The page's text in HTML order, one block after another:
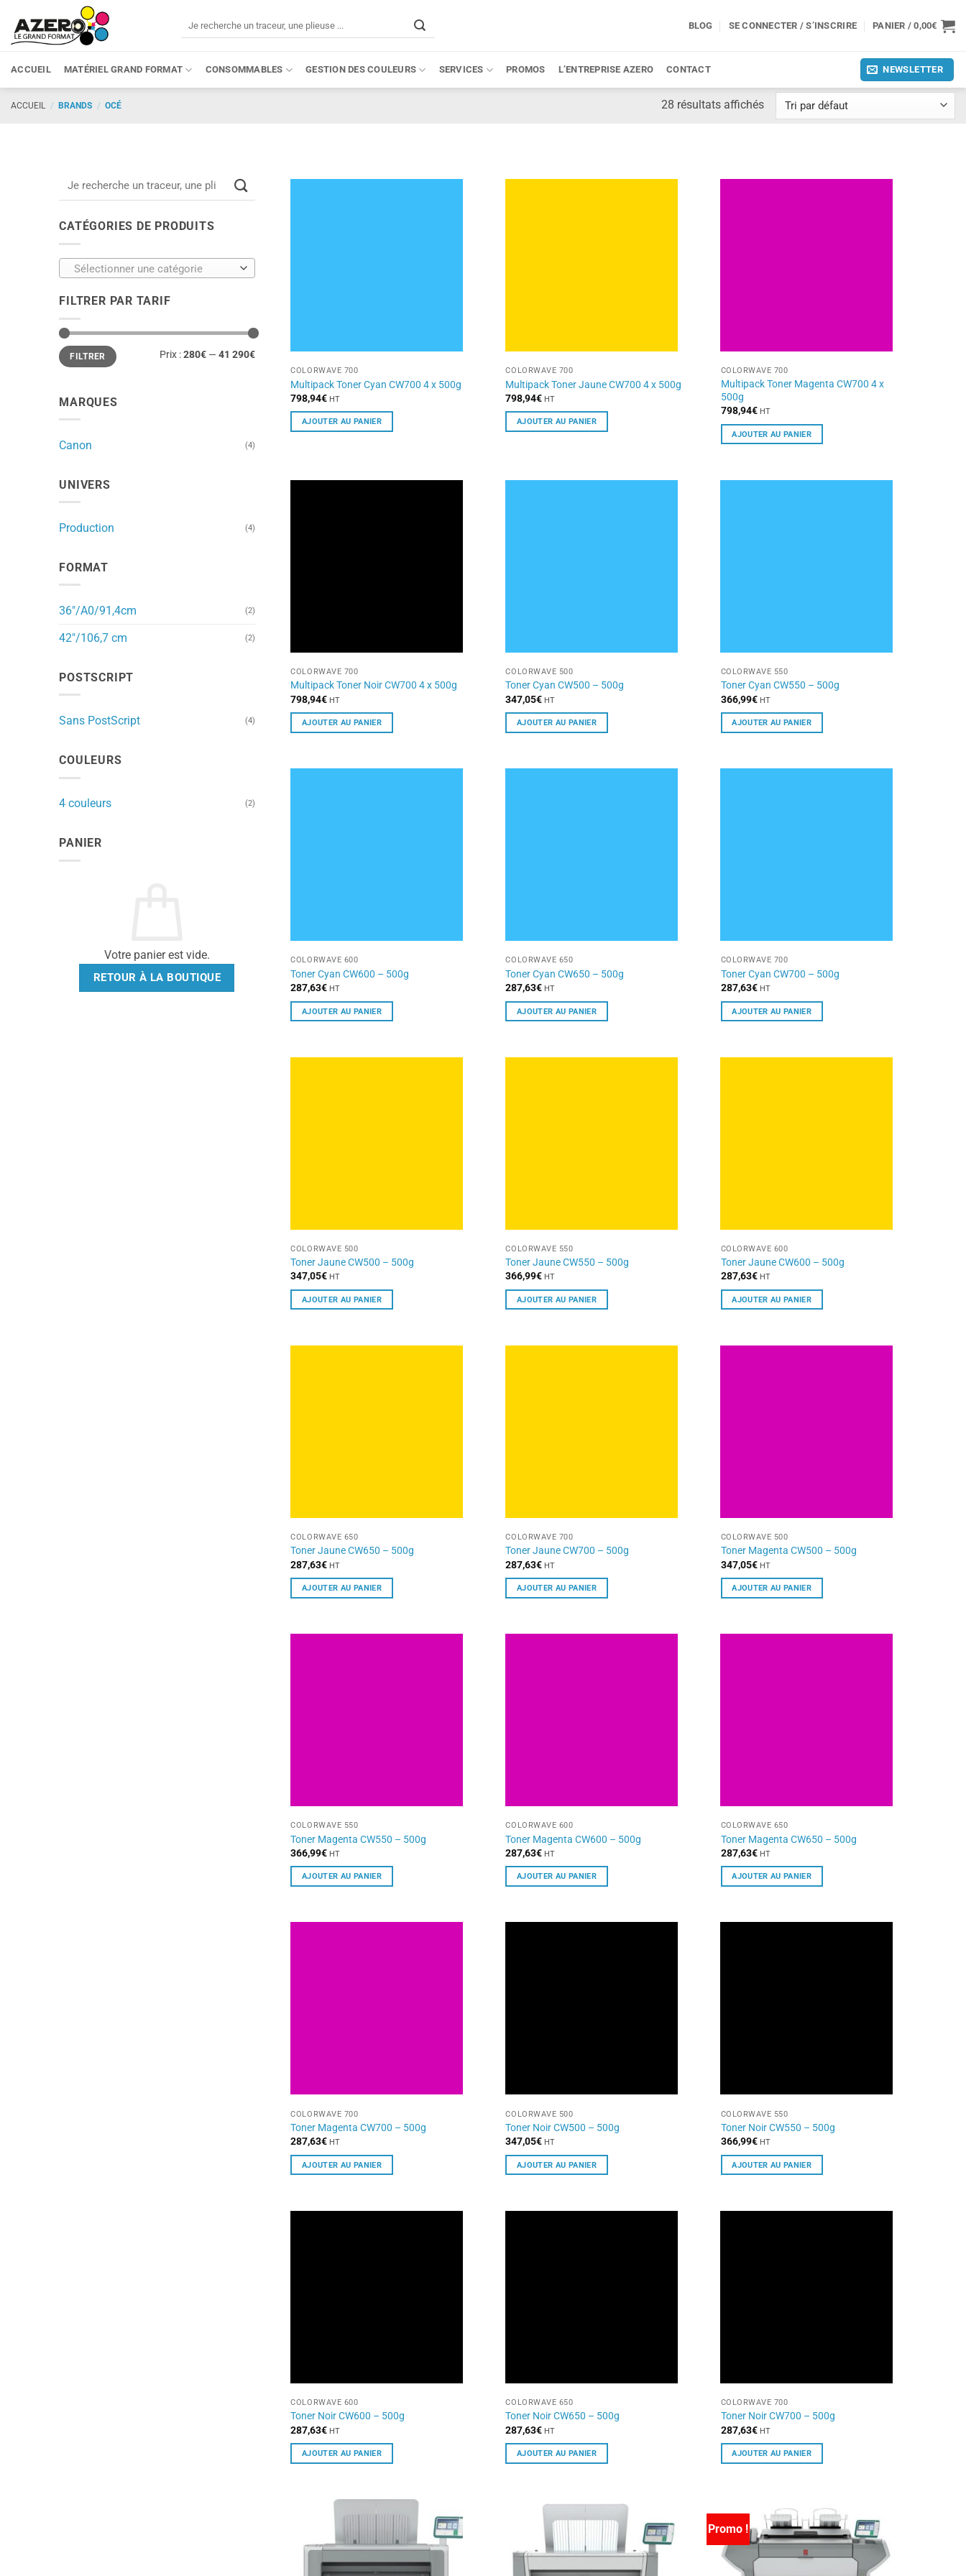
contenu
BLOG SE CONNECTER / S’INSCRIRE PANIER /0,00€
ACCUEIL MATÉRIEL GRAND FORMAT CONSOMMABLES GESTION DES COULEURS SERVICES PROMOS L’ENTREPRISE AZERO CONTACT NEWSLETTER
ACCUEIL / BRANDS / OCÉ 28 résultats affichés
Recherche
CATÉGORIES DE PRODUITS
Sélectionner une catégorie
FILTRER PAR TARIF
Prix
min
Prix
maxFILTRER Prix :280€— 41 290€
MARQUES
Canon (4)
UNIVERS
Production (4)
FORMAT
36"/A0/91,4cm (2)
42"/106,7 cm (2)
POSTSCRIPT
Sans PostScript (4)
COULEURS
4 couleurs (2)
PANIER
Votre panier est vide.
RETOUR À LA BOUTIQUE
COLORWAVE 700
Multipack Toner Cyan CW700 4 x 500g
798,94€ HT
AJOUTER AU PANIER
COLORWAVE 700
Multipack Toner Jaune CW700 4 x 500g
798,94€ HT
AJOUTER AU PANIER
COLORWAVE 700
Multipack Toner Magenta CW700 4 x
500g
798,94€ HT
AJOUTER AU PANIER
COLORWAVE 700
Multipack Toner Noir CW700 4 x 500g
798,94€ HT
AJOUTER AU PANIER
COLORWAVE 500
Toner Cyan CW500 – 500g
347,05€ HT
AJOUTER AU PANIER
COLORWAVE 550
Toner Cyan CW550 – 500g
366,99€ HT
AJOUTER AU PANIER
COLORWAVE 600
Toner Cyan CW600 – 500g
287,63€ HT
AJOUTER AU PANIER
COLORWAVE 650
Toner Cyan CW650 – 500g
287,63€ HT
AJOUTER AU PANIER
COLORWAVE 700
Toner Cyan CW700 – 500g
287,63€ HT
AJOUTER AU PANIER
COLORWAVE 500
Toner Jaune CW500 – 500g
347,05€ HT
AJOUTER AU PANIER
COLORWAVE 550
Toner Jaune CW550 – 500g
366,99€ HT
AJOUTER AU PANIER
COLORWAVE 600
Toner Jaune CW600 – 500g
287,63€ HT
AJOUTER AU PANIER
COLORWAVE 650
Toner Jaune CW650 – 500g
287,63€ HT
AJOUTER AU PANIER
COLORWAVE 700
Toner Jaune CW700 – 500g
287,63€ HT
AJOUTER AU PANIER
COLORWAVE 500
Toner Magenta CW500 – 500g
347,05€ HT
AJOUTER AU PANIER
COLORWAVE 550
Toner Magenta CW550 – 500g
366,99€ HT
AJOUTER AU PANIER
COLORWAVE 600
Toner Magenta CW600 – 500g
287,63€ HT
AJOUTER AU PANIER
COLORWAVE 650
Toner Magenta CW650 – 500g
287,63€ HT
AJOUTER AU PANIER
COLORWAVE 700
Toner Magenta CW700 – 500g
287,63€ HT
AJOUTER AU PANIER
COLORWAVE 500
Toner Noir CW500 – 500g
347,05€ HT
AJOUTER AU PANIER
COLORWAVE 550
Toner Noir CW550 – 500g
366,99€ HT
AJOUTER AU PANIER
COLORWAVE 600
Toner Noir CW600 – 500g
287,63€ HT
AJOUTER AU PANIER
COLORWAVE 650
Toner Noir CW650 – 500g
287,63€ HT
AJOUTER AU PANIER
COLORWAVE 700
Toner Noir CW700 – 500g
287,63€ HT
AJOUTER AU PANIER
Promo !